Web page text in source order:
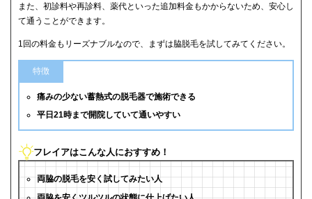
また、初診料や再診料、薬代といった追加料金もかからないため、安心し
て通うことができます。
1回の料金もリーズナブルなので、まずは脇脱毛を試してみてください。
特徴
痛みの少ない蓄熱式の脱毛器で施術できる
平日21時まで開院していて通いやすい
フレイアはこんな人におすすめ！
両脇の脱毛を安く試してみたい人